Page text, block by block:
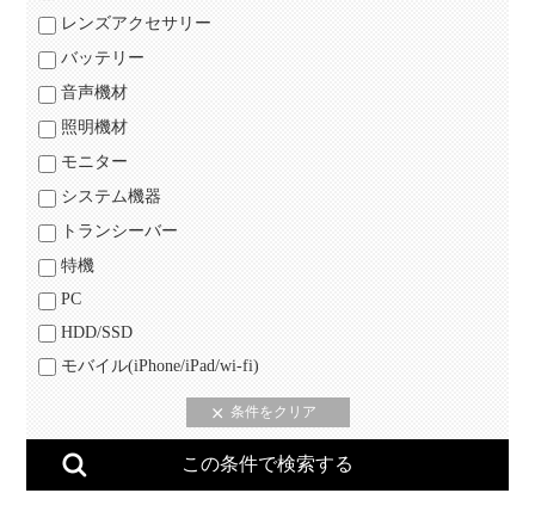
レンズアクセサリー
バッテリー
音声機材
照明機材
モニター
システム機器
トランシーバー
特機
PC
HDD/SSD
モバイル(iPhone/iPad/wi-fi)